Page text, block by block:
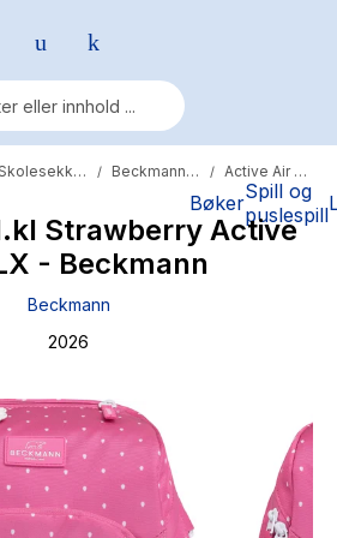
BøkerSpill og
puslespill
Sorensen
Skolesekker / Beckmann sekk / Active Air FLX
Strawberry Active
- Beckmann
Beckmann
2026